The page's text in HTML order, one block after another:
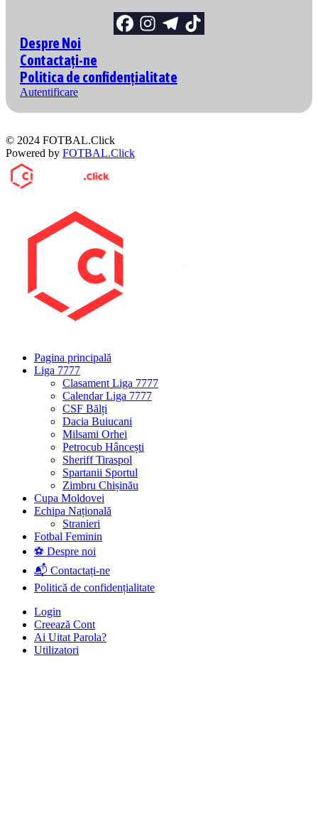
Despre Noi
Contactați-ne
Politica de confidențialitate
Autentificare
© 2024 FOTBAL.Click
Powered by FOTBAL.Click
Pagina principală
Liga 7777
Clasament Liga 7777
Calendar Liga 7777
CSF Bălți
Dacia Buiucani
Milsami Orhei
Petrocub Hâncești
Sheriff Tiraspol
Spartanii Sportul
Zimbru Chișinău
Cupa Moldovei
Echipa Națională
Stranieri
Fotbal Feminin
⚽ Despre noi
📬 Contactați-ne
Politică de confidențialitate
Login
Creează Cont
Ai Uitat Parola?
Utilizatori